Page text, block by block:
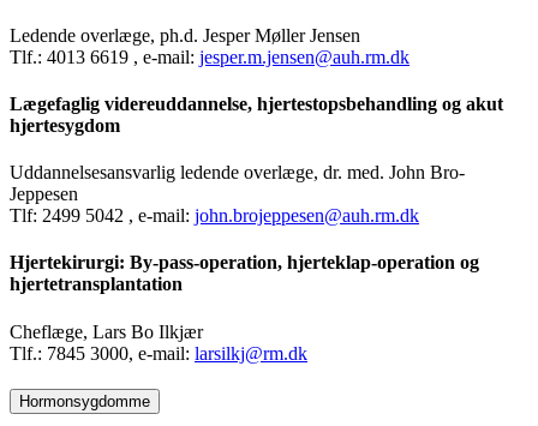
Ledende overlæge, ph.d. Jesper Møller Jensen
Tlf.: 4013 6619 , e-mail: jesper.m.jensen@auh.rm.dk
Lægefaglig videreuddannelse, hjertestopsbehandling og akut
hjertesygdom
Uddannelsesansvarlig ledende overlæge, dr. med. John Bro-
Jeppesen
Tlf: 2499 5042 , e-mail: john.brojeppesen@auh.rm.dk
Hjertekirurgi: By-pass-operation, hjerteklap-operation og
hjertetransplantation
Cheflæge, Lars Bo Ilkjær
Tlf.: 7845 3000, e-mail: larsilkj@rm.dk
Hormonsygdomme